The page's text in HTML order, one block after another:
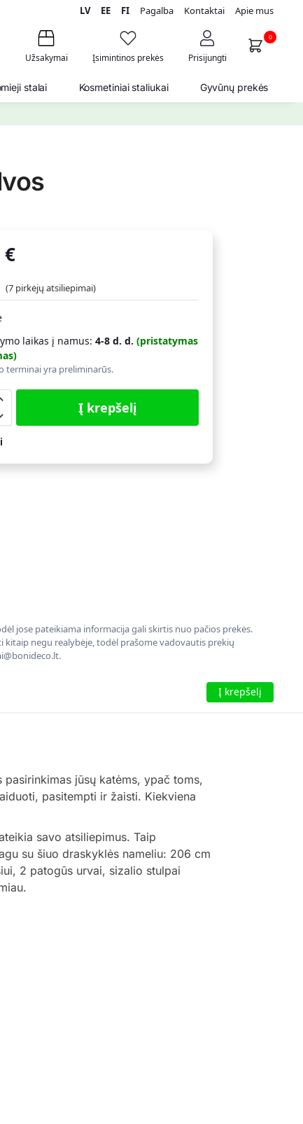
LV EE FI Pagalba Kontaktai Apie mus
Užsakymai Įsimintinos prekės Prisijungti
0
stalai Kosmetiniai staliukai Gyvūnų prekės
€
(7pirkėjų atsiliepimai)
laikas į namus:4-8 d. d. (pristatymas
terminai yra preliminarūs.
Į krepšelį
jose pateikiama informacija gali skirtis nuo pačios prekės.
negu realybėje, todėl prašome vadovautis prekių
Į krepšelį
jūsų katėms, ypač toms,
pasitempti ir žaisti. Kiekviena
savo atsiliepimus. Taip
su šiuo draskyklės nameliu: 206 cm
2 patogūs urvai, sizalio stulpai